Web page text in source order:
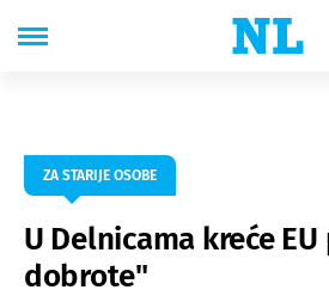
ZA STARIJE OSOBE
U Delnicama kreće
dobrote"